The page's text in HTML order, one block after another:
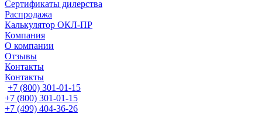
Сертификаты дилерства
Распродажа
Калькулятор ОКЛ-ПР
Компания
О компании
Отзывы
Контакты
Контакты
+7 (800) 301-01-15
+7 (800) 301-01-15
+7 (499) 404-36-26